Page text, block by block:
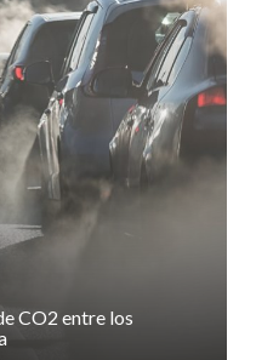
CO2 entre los